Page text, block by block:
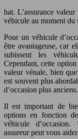
hat. L’assurance
véhicule au moment du
Pour un véhicule
être avantageuse, car
subissent les
Cependant, cette option
valeur vénale, bien
est souvent plus
d’occasion plus anciens.
Il est important de
options en fonction
véhicule
assureur peut vous